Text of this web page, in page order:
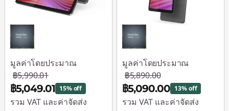
ที่
มูลค่าโดยประมาณ
฿5,990.01
฿5,049.01 15% off
รวม VAT และค่าจัดส่ง
มูลค่าโดยประมาณ
฿5,890.00
฿5,090.00 13% off
รวม VAT และค่าจัดส่ง